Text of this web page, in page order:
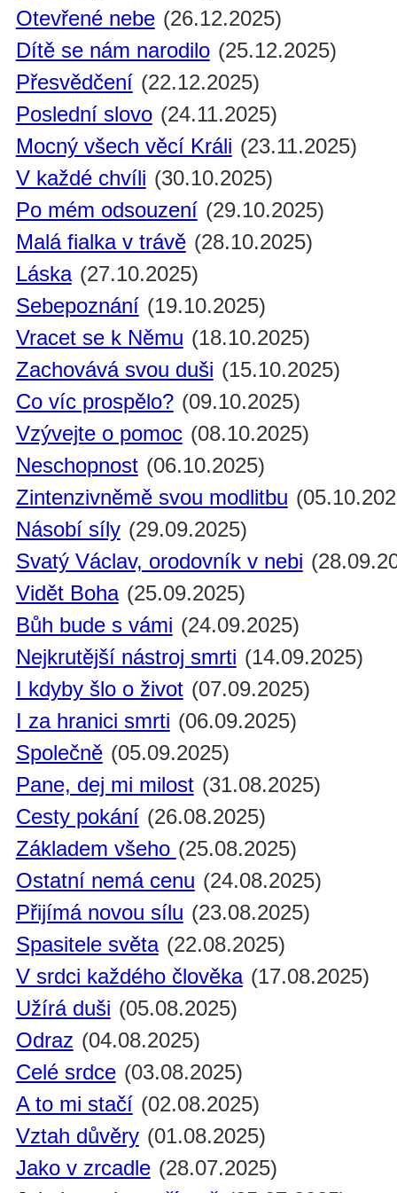
Otevřené nebe (26.12.2025)
Dítě se nám narodilo (25.12.2025)
Přesvědčení (22.12.2025)
Poslední slovo (24.11.2025)
Mocný všech věcí Králi (23.11.2025)
V každé chvíli (30.10.2025)
Po mém odsouzení (29.10.2025)
Malá fialka v trávě (28.10.2025)
Láska (27.10.2025)
Sebepoznání (19.10.2025)
Vracet se k Němu (18.10.2025)
Zachovává svou duši (15.10.2025)
Co víc prospělo? (09.10.2025)
Vzývejte o pomoc (08.10.2025)
Neschopnost (06.10.2025)
Zintenzivněmě svou modlitbu
Násobí síly (29.09.2025)
Svatý Václav, orodovník v nebi
Vidět Boha (25.09.2025)
Bůh bude s vámi (24.09.2025)
Nejkrutější nástroj smrti (14.09.2025)
I kdyby šlo o život (07.09.2025)
I za hranici smrti (06.09.2025)
Společně (05.09.2025)
Pane, dej mi milost (31.08.2025)
Cesty pokání (26.08.2025)
Základem všeho (25.08.2025)
Ostatní nemá cenu (24.08.2025)
Přijímá novou sílu (23.08.2025)
Spasitele světa (22.08.2025)
V srdci každého člověka (17.08.2025)
Užírá duši (05.08.2025)
Odraz (04.08.2025)
Celé srdce (03.08.2025)
A to mi stačí (02.08.2025)
Vztah důvěry (01.08.2025)
Jako v zrcadle (28.07.2025)